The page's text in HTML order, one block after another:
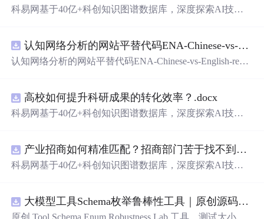
科易网基于40亿+科创知识图谱数据库，深度探索AI技术
新领域的AI+数智化解决方案，推动科技创新与产业创新
智能化发展。
认知网络分析的网站平替代码ENA-Chinese-vs-English-reproducible.zip
认知网络分析的网站平替代码ENA-Chinese-vs-English-repro
高校如何提升科研成果的转化效率？.docx
科易网基于40亿+科创知识图谱数据库，深度探索AI技术
新领域的AI+数智化解决方案，推动科技创新与产业创新
智能化发展。
产业招商如何精准匹配？招商部门苦于找不到符合产业链补链强链方向的目标企业怎么办？.docx
科易网基于40亿+科创知识图谱数据库，深度探索AI技术
新领域的AI+数智化解决方案，推动科技创新与产业创新
智能化发展。
大模型工具Schema枚举鲁棒性工具｜原创源码+测试+离线报告